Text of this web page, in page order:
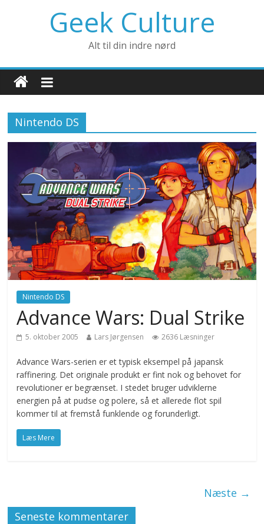
Geek Culture
Alt til din indre nørd
Nintendo DS
Nintendo DS
Advance Wars: Dual Strike
5. oktober 2005 Lars Jørgensen 2636 Læsninger
Advance Wars-serien er et typisk eksempel på japansk
raffinering. Det originale produkt er fint nok og behovet for
revolutioner er begrænset. I stedet bruger udviklerne
energien på at pudse og polere, så et allerede flot spil
kommer til at fremstå funklende og forunderligt.
Læs Mere
Næste →
Seneste kommentarer